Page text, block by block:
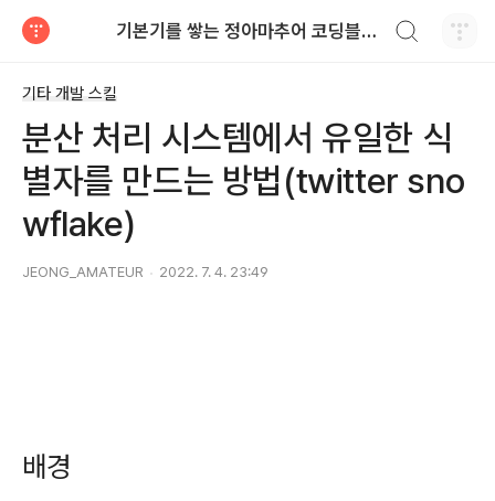
기본기를 쌓는 정아마추어 코딩블로그
기타 개발 스킬
분산 처리 시스템에서 유일한 식
별자를 만드는 방법(twitter sno
wflake)
JEONG_AMATEUR 2022. 7. 4. 23:49
배경